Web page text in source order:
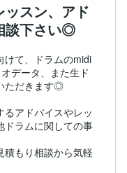
ッスン、アド
談下さい◎
けて、ドラムのmidi
データ、また生ド
ただきます◎
アドバイスやレッ
ドラムに関しての事
積もり相談から気軽